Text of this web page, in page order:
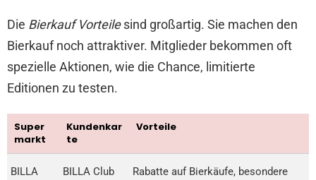
Die Bierkauf Vorteilesind großartig. Sie machen den
Bierkauf noch attraktiver. Mitglieder bekommen oft
spezielle Aktionen, wie die Chance, limitierte
Editionen zu testen.
Super
markt
Kundenkar
te
Vorteile
BILLA BILLA Club Rabatte auf Bierkäufe, besondere